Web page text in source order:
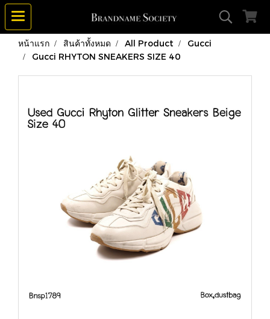
หน้าแรก สินค้าทั้งหมด All Product
Gucci
Gucci RHYTON SNEAKERS SIZE 40